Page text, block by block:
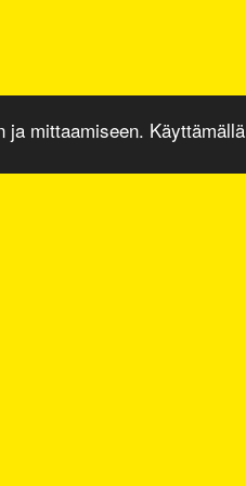
ja mittaamiseen. Käyttämällä